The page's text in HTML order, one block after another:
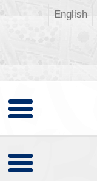
English